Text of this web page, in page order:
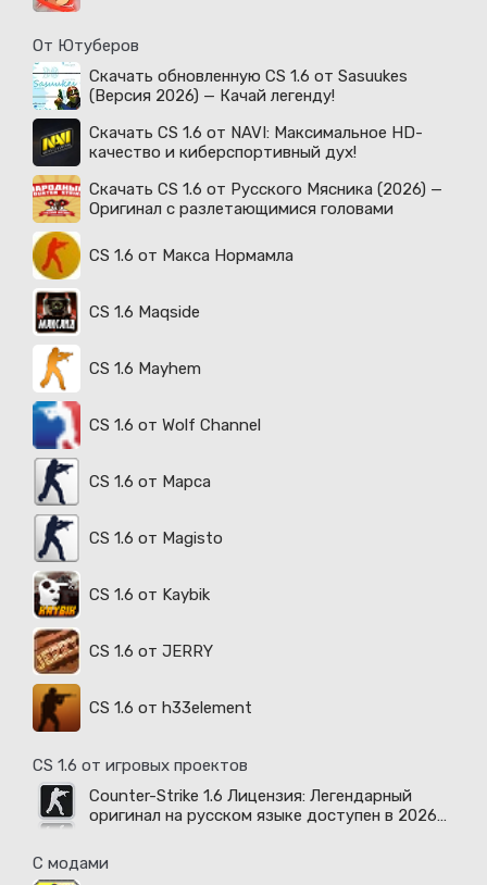
От Ютуберов
Скачать обновленную CS 1.6 от Sasuukes
(Версия 2026) — Качай легенду!
Скачать CS 1.6 от NAVI: Максимальное HD-
качество и киберспортивный дух!
Скачать CS 1.6 от Русского Мясника (2026) —
Оригинал с разлетающимися головами
CS 1.6 от Макса Нормамла
CS 1.6 Maqside
CS 1.6 Mayhem
CS 1.6 от Wolf Channel
CS 1.6 от Марса
CS 1.6 от Magisto
CS 1.6 от Kaybik
CS 1.6 от JERRY
CS 1.6 от h33element
CS 1.6 от игровых проектов
Counter-Strike 1.6 Лицензия: Легендарный
оригинал на русском языке доступен в 2026
С модами